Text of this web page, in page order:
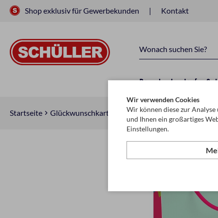
Shop exklusiv für Gewerbekunden Kontakt
Raucherbedarf
Startseite Glückwunschkarten & Papeterie
Wir verwenden Cookies
Wir können diese zur
und Ihnen ein großartiges
Einstellungen.